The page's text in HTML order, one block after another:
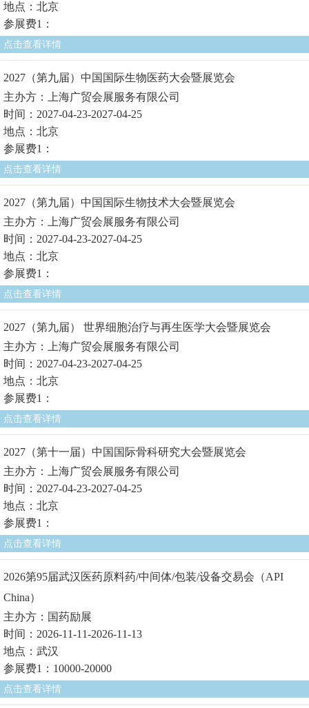
地点：北京
参展费1：
点击查看详情
2027（第九届）中国国际生物医药大会暨展览会
主办方：上海广贸会展服务有限公司
时间：2027-04-23-2027-04-25
地点：北京
参展费1：
点击查看详情
2027（第九届）中国国际生物技术大会暨展览会
主办方：上海广贸会展服务有限公司
时间：2027-04-23-2027-04-25
地点：北京
参展费1：
点击查看详情
2027（第九届） 世界细胞治疗与再生医学大会暨展览会
主办方：上海广贸会展服务有限公司
时间：2027-04-23-2027-04-25
地点：北京
参展费1：
点击查看详情
2027（第十一届）中国国际骨科研究大会暨展览会
主办方：上海广贸会展服务有限公司
时间：2027-04-23-2027-04-25
地点：北京
参展费1：
点击查看详情
2026第95届武汉医药原料药/中间体/包装/设备交易会（API
China）
主办方：国药励展
时间：2026-11-11-2026-11-13
地点：武汉
参展费1：10000-20000
点击查看详情